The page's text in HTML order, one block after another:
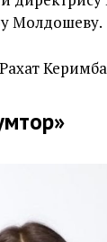
Молдошеву.
Рахат